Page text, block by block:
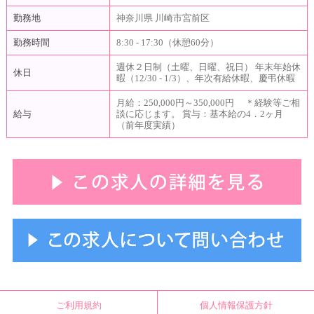
勤務地 神奈川県 川崎市宮前区
勤務時間 8:30 - 17:30（休憩60分）
休日
週休２日制（土曜、日曜、祝日） 年末年始休
暇（12/30 - 1/3）、年次有給休暇、慶弔休暇
給与
月給：250,000円～350,000円 ＊経験等ご相
談に応じます。 賞与：基本給の4．2ヶ月
（前年度実績）
ご利用規約 個人情報保護方針